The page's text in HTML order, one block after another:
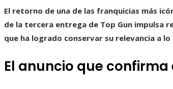
El retorno de una de las franquicias más
de la tercera entrega de Top Gun impulsa
que ha logrado conservar su relevancia a
El anuncio que